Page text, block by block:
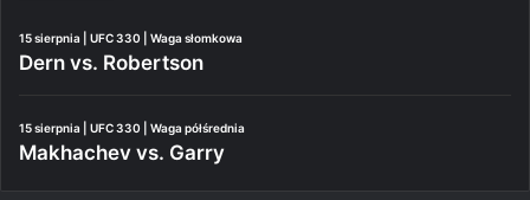
15 sierpnia | UFC 330 | Waga słomkowa
Dern vs. Robertson
15 sierpnia | UFC 330 | Waga półśrednia
Makhachev vs. Garry